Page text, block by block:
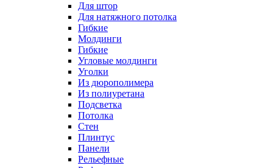
Для штор
Для натяжного потолка
Гибкие
Молдинги
Гибкие
Угловые молдинги
Уголки
Из дюрополимера
Из полиуретана
Подсветка
Потолка
Стен
Плинтус
Панели
Рельефные